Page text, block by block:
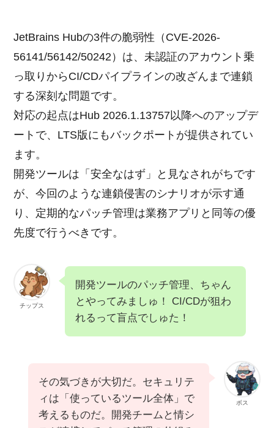
JetBrains Hubの3件の脆弱性（CVE-2026-
56141/56142/50242）は、未認証のアカウント乗
っ取りからCI/CDパイプラインの改ざんまで連鎖
する深刻な問題です。
対応の起点はHub 2026.1.13757以降へのアップデ
ートで、LTS版にもバックポートが提供されてい
ます。
開発ツールは「安全なはず」と見なされがちです
が、今回のような連鎖侵害のシナリオが示す通
り、定期的なパッチ管理は業務アプリと同等の優
先度で行うべきです。
チップス
開発ツールのパッチ管理、ちゃん
とやってみましゅ！ CI/CDが狙わ
れるって盲点でしゅた！
ボス
その気づきが大切だ。セキュリテ
ィは「使っているツール全体」で
考えるものだ。開発チームと情シ